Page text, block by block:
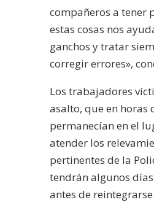
compañeros a tener
estas cosas nos
ganchos y tratar
corregir errores»,
Los trabajadores
asalto, que en horas
permanecían en el
atender los
pertinentes de la
tendrán algunos
antes de reintegrarse.